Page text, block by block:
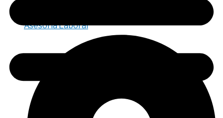
Asesoría Laboral